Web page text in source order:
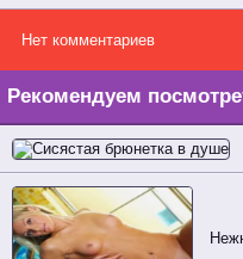
Нет комментариев
Рекомендуем